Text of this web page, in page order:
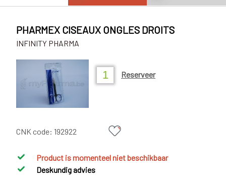
PHARMEX CISEAUX ONGLES DROITS
INFINITY PHARMA
Reserveer
CNK code: 192922
Product is momenteel niet beschikbaar
Deskundig advies